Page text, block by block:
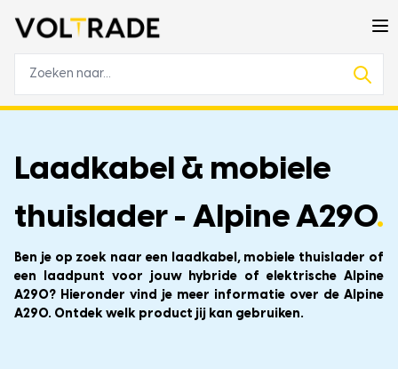
Laadkabel & mobiele
thuislader - Alpine A290.
Ben je op zoek naar een laadkabel, mobiele thuislader of
een laadpunt voor jouw hybride of elektrische Alpine
A290? Hieronder vind je meer informatie over de Alpine
A290. Ontdek welk product jij kan gebruiken.